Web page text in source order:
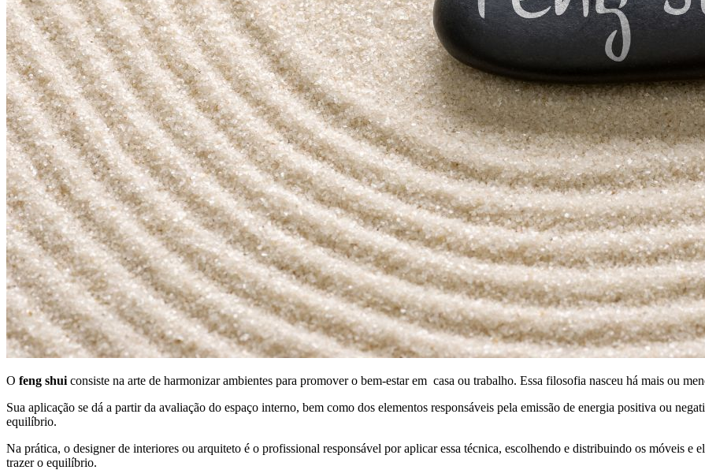
O feng shui consiste na arte de harmonizar ambientes para promover o bem-estar em casa ou trabalho. Essa filosofia nasceu há mais ou
Sua aplicação se dá a partir da avaliação do espaço interno, bem como dos elementos responsáveis pela emissão de energia positiva ou
equilíbrio.
Na prática, o designer de interiores ou arquiteto é o profissional responsável por aplicar essa técnica, escolhendo e distribuindo os móveis e
trazer o equilíbrio.